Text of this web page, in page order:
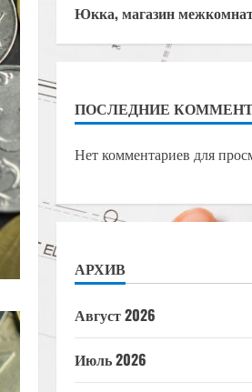
Юкка, магазин
ПОСЛЕДНИЕ
Нет комментариев для
АРХИВ
Август 2026
Июль 2026